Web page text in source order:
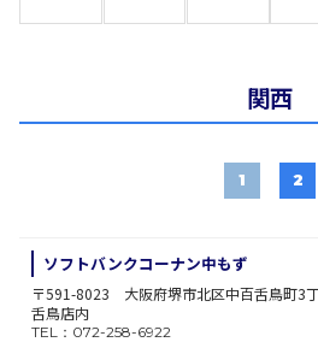
関西
1 2
ソフトバンクコーナン中もず
〒591-8023 大阪府堺市北区中百舌鳥町3
舌鳥店内
TEL：072-258-6922